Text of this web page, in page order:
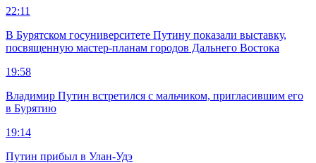
22:11
В Бурятском госуниверситете Путину показали выставку,
посвященную мастер-планам городов Дальнего Востока
19:58
Владимир Путин встретился с мальчиком, пригласившим его
в Бурятию
19:14
Путин прибыл в Улан-Удэ